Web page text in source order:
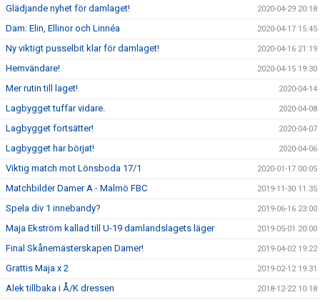
Glädjande nyhet för damlaget! 2020-04-29 20:18
Dam: Elin, Ellinor och Linnéa 2020-04-17 15:45
Ny viktigt pusselbit klar för damlaget! 2020-04-16 21:19
Hemvändare! 2020-04-15 19:30
Mer rutin till laget! 2020-04-14
Lagbygget tuffar vidare. 2020-04-08
Lagbygget fortsätter! 2020-04-07
Lagbygget har börjat! 2020-04-06
Viktig match mot Lönsboda 17/1 2020-01-17 00:05
Matchbilder Damer A - Malmö FBC 2019-11-30 11:35
Spela div 1 innebandy? 2019-06-16 23:00
Maja Ekström kallad till U-19 damlandslagets läger 2019-05-01 20:00
Final Skånemästerskapen Damer! 2019-04-02 19:22
Grattis Maja x 2 2019-02-12 19:31
Alek tillbaka i Å/K dressen 2018-12-22 10:18